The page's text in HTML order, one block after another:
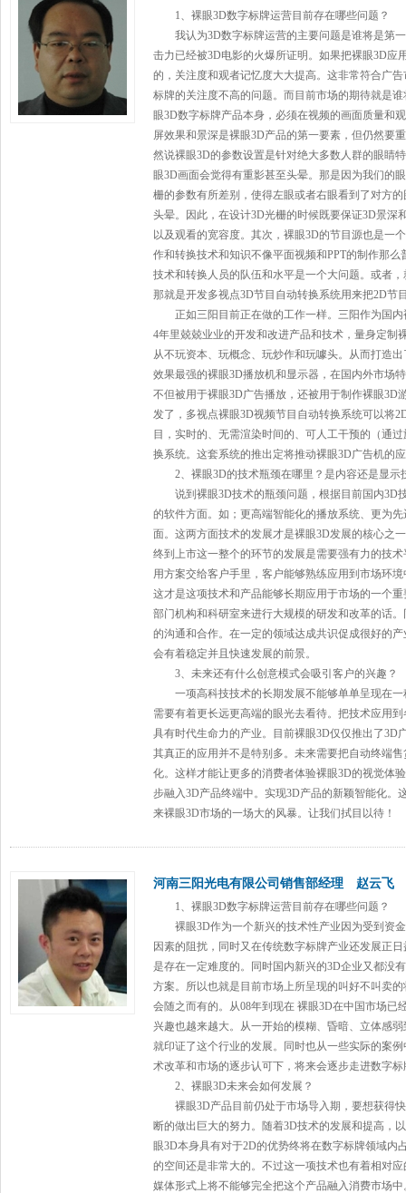
1、裸眼3D数字标牌运营目前存在哪些问题？
我认为3D数字标牌运营的主要问题是谁将是第
击力已经被3D电影的火爆所证明。如果把裸眼3D应
的，关注度和观者记忆度大大提高。这非常符合广
标牌的关注度不高的问题。而目前市场的期待就是
眼3D数字标牌产品本身，必须在视频的画面质量和
屏效果和景深是裸眼3D产品的第一要素，但仍然要
然说裸眼3D的参数设置是针对绝大多数人群的眼睛
眼3D画面会觉得有重影甚至头晕。那是因为我们的
栅的参数有所差别，使得左眼或者右眼看到了对方
头晕。因此，在设计3D光栅的时候既要保证3D景深
以及观看的宽容度。其次，裸眼3D的节目源也是一
作和转换技术和知识不像平面视频和PPT的制作那
技术和转换人员的队伍和水平是一个大问题。或者
那就是开发多视点3D节目自动转换系统用来把2D节
正如三阳目前正在做的工作一样。三阳作为国内
4年里兢兢业业的开发和改进产品和技术，量身定制
从不玩资本、玩概念、玩炒作和玩噱头。从而打造
效果最强的裸眼3D播放机和显示器 ，在国内外市场
不但被用于裸眼3D广告播放，还被用于制作裸眼3D
发了，多视点裸眼3D视频节目自动转换系统可以将
目，实时的、无需渲染时间的、可人工干预的（通
换系统。这套系统的推出定将推动裸眼3D广告机的
2、裸眼3D的技术瓶颈在哪里？是内容还是显示
说到裸眼3D技术的瓶颈问题，根据目前国内3D
的软件方面。如；更高端智能化的播放系统、更为
面。这两方面技术的发展才是裸眼3D发展的核心之
终到上市这一整个的环节的发展是需要强有力的技
用方案交给客户手里，客户能够熟练应用到市场环
这才是这项技术和产品能够长期应用于市场的一个
部门机构和科研室来进行大规模的研发和改革的话
的沟通和合作。在一定的领域达成共识促成很好的
会有着稳定并且快速发展的前景。
3、未来还有什么创意模式会吸引客户的兴趣？
一项高科技技术的长期发展不能够单单呈现在一
需要有着更长远更高端的眼光去看待。把技术应用
具有时代生命力的产业。目前裸眼3D仅仅推出了3D
其真正的应用并不是特别多。未来需要把自动终端
化。这样才能让更多的消费者体验裸眼3D的视觉体
步融入3D产品终端中。实现3D产品的新颖智能化。
来裸眼3D市场的一场大的风暴。让我们拭目以待！
河南三阳光电有限公司销售部经理 赵云飞
1、裸眼3D数字标牌运营目前存在哪些问题？
裸眼3D作为一个新兴的技术性产业因为受到资金
因素的阻扰，同时又在传统数字标牌产业还发展正
是存在一定难度的。同时国内新兴的3D企业又都没
方案。所以也就是目前市场上所呈现的叫好不叫卖
会随之而有的。从08年到现在 裸眼3D在中国市场已
兴趣也越来越大。从一开始的模糊、昏暗、立体感
就印证了这个行业的发展。同时也从一些实际的案
术改革和市场的逐步认可下，将来会逐步走进数字标
2、裸眼3D未来会如何发展？
裸眼3D产品目前仍处于市场导入期，要想获得快
断的做出巨大的努力。随着3D技术的发展和提高，
眼3D本身具有对于2D的优势终将在数字标牌领域内
的空间还是非常大的。不过这一项技术也有着相对
媒体形式上将不能够完全把这个产品融入消费市场